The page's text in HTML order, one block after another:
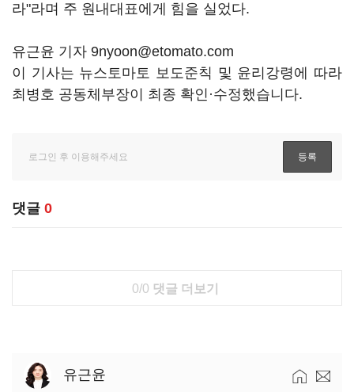
라"라며 주 원내대표에게 힘을 실었다.
유근윤 기자 9nyoon@etomato.com
이 기사는 뉴스토마토 보도준칙 및 윤리강령에 따라
최병호 공동체부장이 최종 확인·수정했습니다.
댓글 0
0/0 댓글 더보기
유근윤